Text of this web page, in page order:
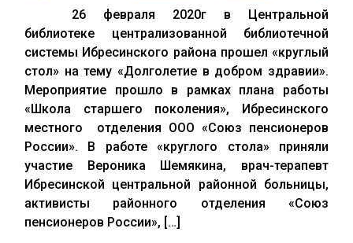
26 февраля 2020г в Центральной
библиотеке централизованной библиотечной
системы Ибресинского района прошел «круглый
стол» на тему «Долголетие в добром здравии».
Мероприятие прошло в рамках плана работы
«Школа старшего поколения», Ибресинского
местного отделения ООО «Союз пенсионеров
России». В работе «круглого стола» приняли
участие Вероника Шемякина, врач-терапевт
Ибресинской центральной районной больницы,
активисты районного отделения «Союз
пенсионеров России», […]